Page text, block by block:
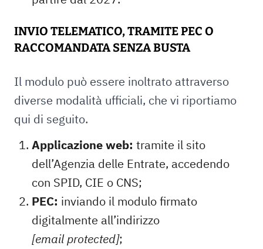
INVIO TELEMATICO, TRAMITE PEC O
RACCOMANDATA SENZA BUSTA
Il modulo può essere inoltrato attraverso
diverse modalità ufficiali, che vi riportiamo
qui di seguito.
Applicazione web: tramite il sito
dell’Agenzia delle Entrate, accedendo
con SPID, CIE o CNS;
PEC: inviando il modulo firmato
digitalmente all’indirizzo
[email protected];